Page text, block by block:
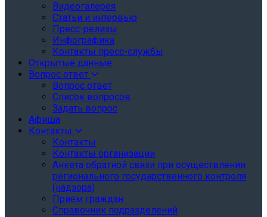
Видеогалерея
Статьи и интервью
Пресс-релизы
Инфографика
Контакты пресс-службы
Открытые данные
Вопрос ответ
Вопрос ответ
Список вопросов
Задать вопрос
Афиша
Контакты
Контакты
Контакты организации
Анкета обратной связи при осуществлении
регионального государственного контроля
(надзора)
Прием граждан
Справочник подразделений